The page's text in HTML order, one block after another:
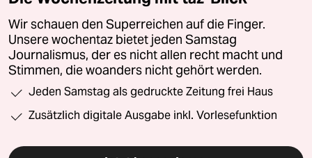
Wir schauen den Superreichen auf die Finger.
Unsere wochentaz bietet jeden Samstag
Journalismus, der es nicht allen recht macht und
Stimmen, die woanders nicht gehört werden.
Jeden Samstag als gedruckte Zeitung frei Haus
Zusätzlich digitale Ausgabe inkl. Vorlesefunktion